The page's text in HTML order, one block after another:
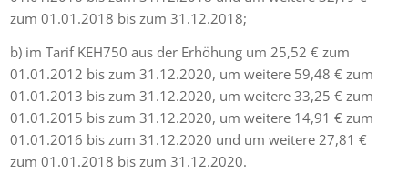
zum 01.01.2018 bis zum 31.12.2018;
b) im Tarif KEH750 aus der Erhöhung um 25,52 € zum
01.01.2012 bis zum 31.12.2020, um weitere 59,48 € zum
01.01.2013 bis zum 31.12.2020, um weitere 33,25 € zum
01.01.2015 bis zum 31.12.2020, um weitere 14,91 € zum
01.01.2016 bis zum 31.12.2020 und um weitere 27,81 €
zum 01.01.2018 bis zum 31.12.2020.